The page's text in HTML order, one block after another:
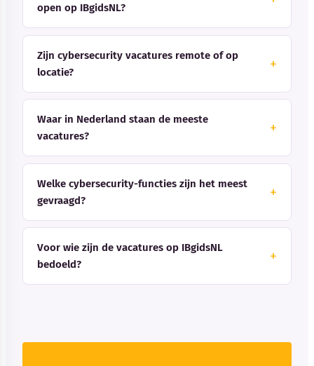
open op IBgidsNL?
Zijn cybersecurity vacatures remote of op
locatie?
Waar in Nederland staan de meeste
vacatures?
Welke cybersecurity-functies zijn het meest
gevraagd?
Voor wie zijn de vacatures op IBgidsNL
bedoeld?